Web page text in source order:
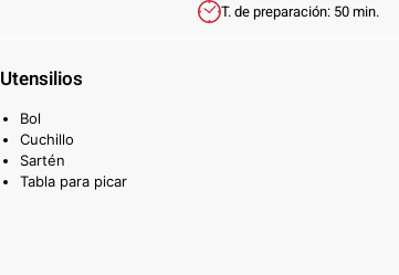
T. de preparación: 50 min.
Utensilios
Bol
Cuchillo
Sartén
Tabla para picar